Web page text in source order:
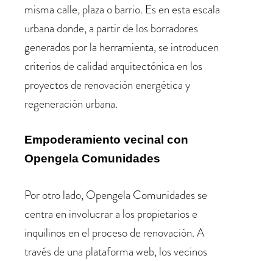
misma calle, plaza o barrio. Es en esta escala
urbana donde, a partir de los borradores
generados por la herramienta, se introducen
criterios de calidad arquitectónica en los
proyectos de renovación energética y
regeneración urbana.
Empoderamiento vecinal con
Opengela Comunidades
Por otro lado, Opengela Comunidades se
centra en involucrar a los propietarios e
inquilinos en el proceso de renovación. A
través de una plataforma web, los vecinos